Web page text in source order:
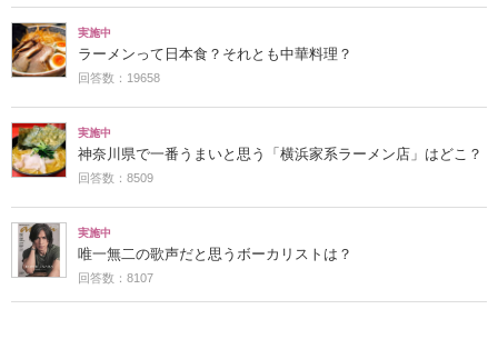
実施中
ラーメンって日本食？それとも中華料理？
回答数：19658
実施中
神奈川県で一番うまいと思う「横浜家系ラーメン店」はどこ？
回答数：8509
実施中
唯一無二の歌声だと思うボーカリストは？
回答数：8107